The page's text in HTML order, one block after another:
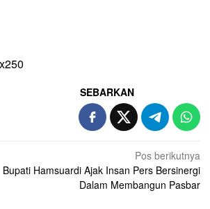
SEBARKAN
Pos berikutnya
Bupati Hamsuardi Ajak Insan Pers Bersinergi
Dalam Membangun Pasbar